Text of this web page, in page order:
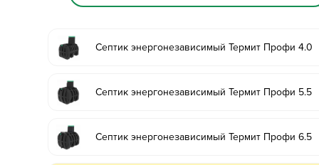
Септик энергонезависимый Термит Профи 4.0
Септик энергонезависимый Термит Профи 5.5
Септик энергонезависимый Термит Профи 6.5